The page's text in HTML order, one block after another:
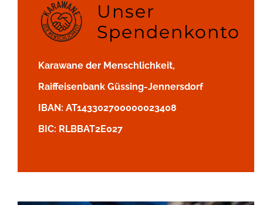
Unser
Spendenkonto
Karawane der Menschlichkeit,
Raiffeisenbank Güssing-Jennersdorf
IBAN: AT143302700000023408
BIC: RLBBAT2E027